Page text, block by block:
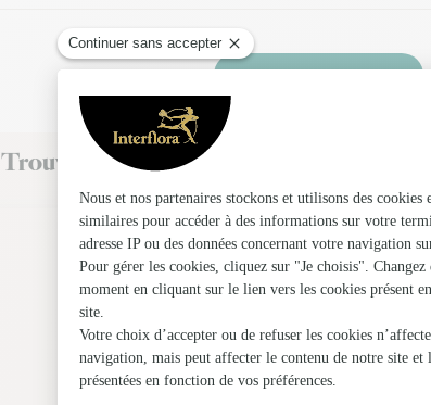
Faire livrer des fleurs
Trouvez un fleuriste Interflora à Chérizet